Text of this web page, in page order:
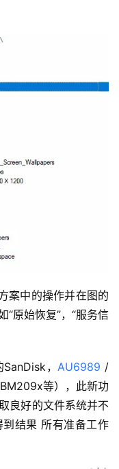
案中的操作并在图的
“原始恢复”，“服务信
SanDisk，AU6989
等），此新功
良好的文件系统并不
结果 所有准备工作